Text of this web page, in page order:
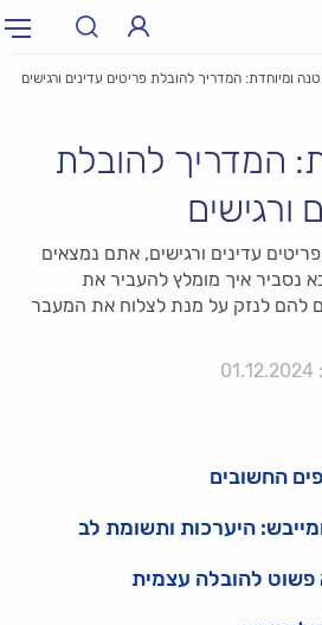
ומיוחדת: המדריך להובלת פריטים עדינים ורגישים
המדריך להובלת
ורגישים
עדינים ורגישים, אתם נמצאים
נסביר איך מומלץ להעביר את
להם לנזק על מנת לצלוח את המעבר
החשובים
היערכות ותשומת לב
פשוט להובלה עצמית